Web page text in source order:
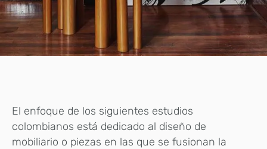
El enfoque de los siguientes estudios
colombianos está dedicado al diseño de
mobiliario o piezas en las que se fusionan la